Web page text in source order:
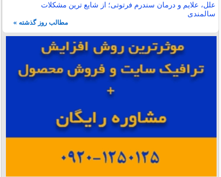
علل، علایم و درمان سندرم فرتوتی؛ از شایع ترین مشکلات
سالمندی
مطالب روز گذشته »